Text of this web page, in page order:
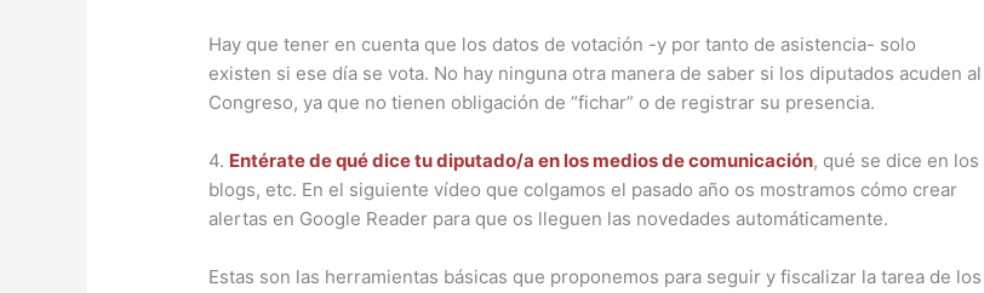
Hay que tener en cuenta que los datos de votación -y por tanto de asistencia- solo
existen si ese día se vota. No hay ninguna otra manera de saber si los diputados acuden al
Congreso, ya que no tienen obligación de “fichar” o de registrar su presencia.
4. Entérate de qué dice tu diputado/a en los medios de comunicación, qué se dice en los
blogs, etc. En el siguiente vídeo que colgamos el pasado año os mostramos cómo crear
alertas en Google Reader para que os lleguen las novedades automáticamente.
Estas son las herramientas básicas que proponemos para seguir y fiscalizar la tarea de los